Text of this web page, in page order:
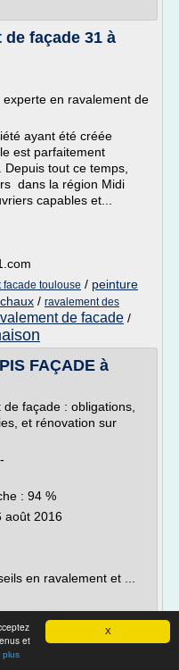
X
et
plus
façade 31 à
en ravalement de
ayant été créée
est parfaitement
tout ce temps,
dans la région Midi
capables et...
toulouse / peinture
/ ravalement des
de facade /
FAÇADE à
façade : obligations,
et rénovation sur
: 94 %
août 2016
en ravalement et ...